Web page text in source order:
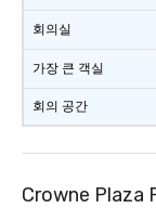
회의실
가장 큰 객실
회의 공간
Crowne Plaza